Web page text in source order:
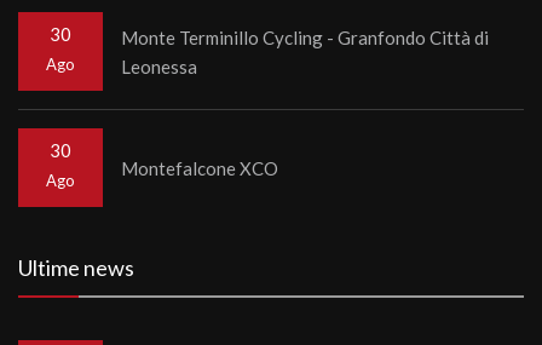
30
Ago
Monte Terminillo Cycling - Granfondo Città di
Leonessa
30
Ago
Montefalcone XCO
Ultime news